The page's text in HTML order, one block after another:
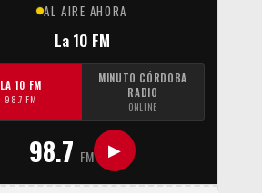
AL AIRE AHORA
La 10 FM
LA 10 FM
98.7 FM
MINUTO CÓRDOBA
RADIO
ONLINE
98.7 FM ▶